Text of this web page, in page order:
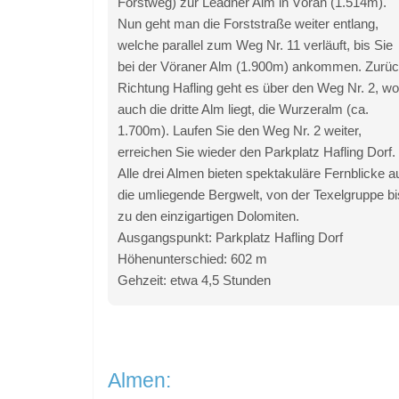
Nun geht man die Forststraße weiter entlang,
welche parallel zum Weg Nr. 11 verläuft, bis Sie
bei der Vöraner Alm (1.900m) ankommen.
Richtung Hafling geht es über den Weg Nr. 2, wo
auch die dritte Alm liegt, die Wurzeralm (ca.
1.700m). Laufen Sie den Weg Nr. 2 weiter,
erreichen Sie wieder den Parkplatz Hafling Dorf.
Alle drei Almen bieten spektakuläre Fernblicke
die umliegende Bergwelt, von der Texelgruppe
zu den einzigartigen Dolomiten.
Ausgangspunkt: Parkplatz Hafling Dorf
Höhenunterschied: 602 m
Gehzeit: etwa 4,5 Stunden
Almen: